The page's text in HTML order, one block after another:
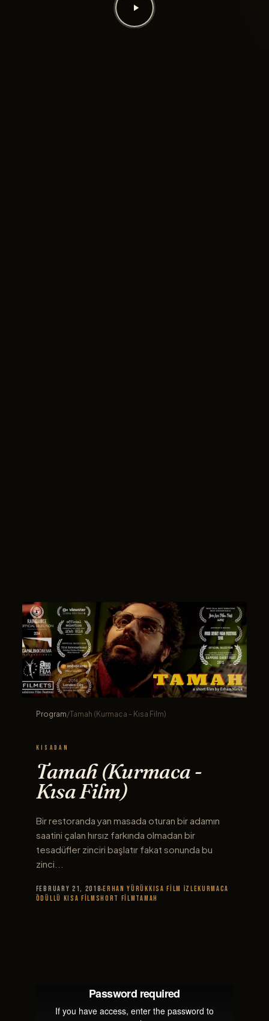
Program/Tamah (Kurmaca - Kısa Film)
KISADAN
Tamah (Kurmaca -
Kısa Film)
Bir restoranda yan masada oturan bir adamın
saatini çalan hırsız farkında olmadan bir
tesadüfler zinciri başlatır fakat sonunda bu
zinci...
February 21, 2018 Erhan YürükKısa Film İzleKurmaca
Ödüllü Kısa Film short film Tamah